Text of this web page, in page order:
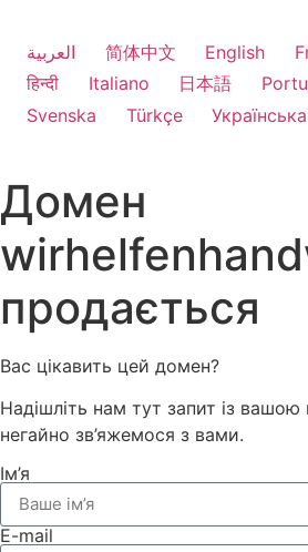
العربية 简体中文 English
हिन्दी
Italiano 日本語
Svenska
Türkçe Українська
Домен
продається
Вас цікавить цей домен?
Надішліть нам тут запит із
негайно зв’яжемося з вами.
Ім’я
E-mail